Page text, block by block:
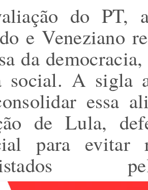
do PT,
e Veneziano
da
social. A sigla
essa
de Lula,
para evitar